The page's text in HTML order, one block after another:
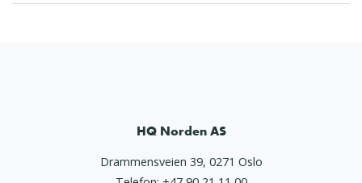
HQ Norden AS
Drammensveien 39, 0271 Oslo